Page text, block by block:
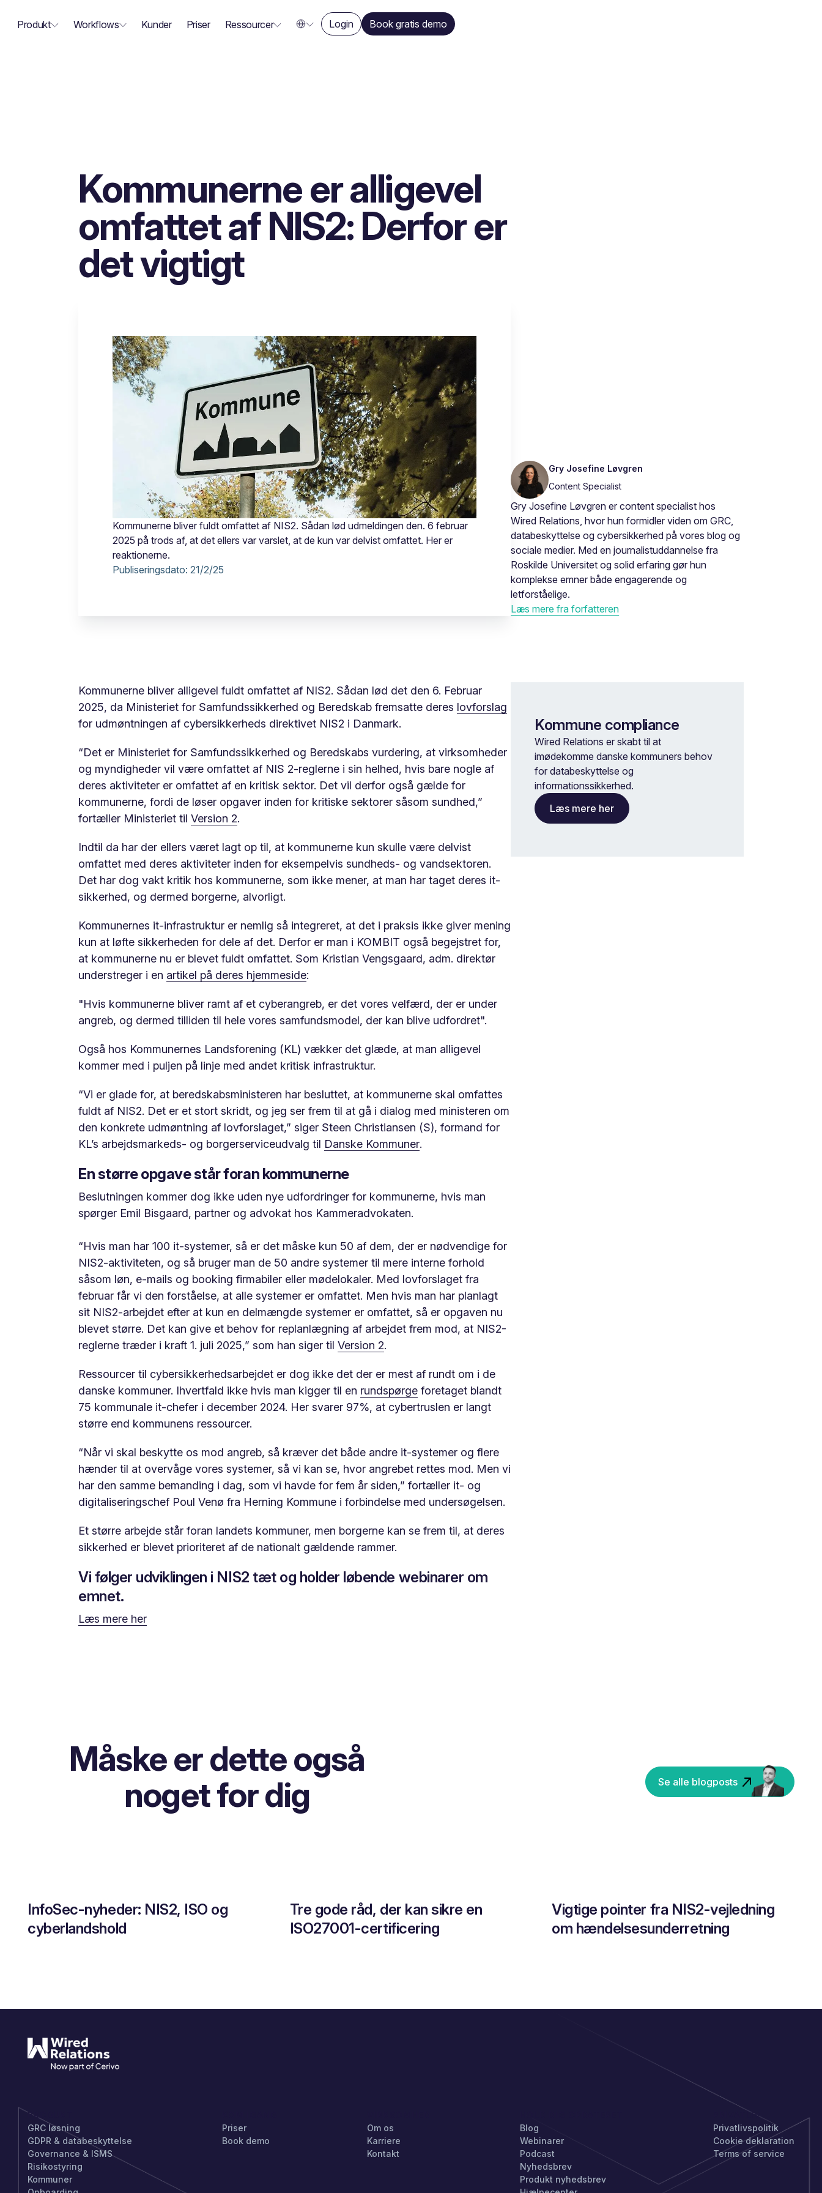
Produkt Workflows Kunder Priser Ressourcer Login Book gratis demo
Kommunerne er alligevel
omfattet af NIS2: Derfor er
det vigtigt
Kommunerne bliver fuldt omfattet af NIS2. Sådan lød udmeldingen den. 6 februar
2025 på trods af, at det ellers var varslet, at de kun var delvist omfattet. Her er
reaktionerne.
Publiseringsdato: 21/2/25
Gry Josefine Løvgren
Content Specialist
Gry Josefine Løvgren er content specialist hos
Wired Relations, hvor hun formidler viden om GRC,
databeskyttelse og cybersikkerhed på vores blog og
sociale medier. Med en journalistuddannelse fra
Roskilde Universitet og solid erfaring gør hun
komplekse emner både engagerende og
letforståelige.
Læs mere fra forfatteren
Kommunerne bliver alligevel fuldt omfattet af NIS2. Sådan lød det den 6. Februar
2025, da Ministeriet for Samfundssikkerhed og Beredskab fremsatte deres lovforslag
for udmøntningen af cybersikkerheds direktivet NIS2 i Danmark.
“Det er Ministeriet for Samfundssikkerhed og Beredskabs vurdering, at virksomheder
og myndigheder vil være omfattet af NIS 2-reglerne i sin helhed, hvis bare nogle af
deres aktiviteter er omfattet af en kritisk sektor. Det vil derfor også gælde for
kommunerne, fordi de løser opgaver inden for kritiske sektorer såsom sundhed,”
fortæller Ministeriet til Version 2.
Indtil da har der ellers været lagt op til, at kommunerne kun skulle være delvist
omfattet med deres aktiviteter inden for eksempelvis sundheds- og vandsektoren.
Det har dog vakt kritik hos kommunerne, som ikke mener, at man har taget deres it-
sikkerhed, og dermed borgerne, alvorligt.
Kommunernes it-infrastruktur er nemlig så integreret, at det i praksis ikke giver mening
kun at løfte sikkerheden for dele af det. Derfor er man i KOMBIT også begejstret for,
at kommunerne nu er blevet fuldt omfattet. Som Kristian Vengsgaard, adm. direktør
understreger i en artikel på deres hjemmeside:
"Hvis kommunerne bliver ramt af et cyberangreb, er det vores velfærd, der er under
angreb, og dermed tilliden til hele vores samfundsmodel, der kan blive udfordret".
Også hos Kommunernes Landsforening (KL) vækker det glæde, at man alligevel
kommer med i puljen på linje med andet kritisk infrastruktur.
“Vi er glade for, at beredskabsministeren har besluttet, at kommunerne skal omfattes
fuldt af NIS2. Det er et stort skridt, og jeg ser frem til at gå i dialog med ministeren om
den konkrete udmøntning af lovforslaget,” siger Steen Christiansen (S), formand for
KL’s arbejdsmarkeds- og borgerserviceudvalg til Danske Kommuner.
En større opgave står foran kommunerne
Beslutningen kommer dog ikke uden nye udfordringer for kommunerne, hvis man
spørger Emil Bisgaard, partner og advokat hos Kammeradvokaten.
“Hvis man har 100 it-systemer, så er det måske kun 50 af dem, der er nødvendige for
NIS2-aktiviteten, og så bruger man de 50 andre systemer til mere interne forhold
såsom løn, e-mails og booking firmabiler eller mødelokaler. Med lovforslaget fra
februar får vi den forståelse, at alle systemer er omfattet. Men hvis man har planlagt
sit NIS2-arbejdet efter at kun en delmængde systemer er omfattet, så er opgaven nu
blevet større. Det kan give et behov for replanlægning af arbejdet frem mod, at NIS2-
reglerne træder i kraft 1. juli 2025,” som han siger til Version 2.
Ressourcer til cybersikkerhedsarbejdet er dog ikke det der er mest af rundt om i de
danske kommuner. Ihvertfald ikke hvis man kigger til en rundspørge foretaget blandt
75 kommunale it-chefer i december 2024. Her svarer 97%, at cybertruslen er langt
større end kommunens ressourcer.
“Når vi skal beskytte os mod angreb, så kræver det både andre it-systemer og flere
hænder til at overvåge vores systemer, så vi kan se, hvor angrebet rettes mod. Men vi
har den samme bemanding i dag, som vi havde for fem år siden,” fortæller it- og
digitaliseringschef Poul Venø fra Herning Kommune i forbindelse med undersøgelsen.
Et større arbejde står foran landets kommuner, men borgerne kan se frem til, at deres
sikkerhed er blevet prioriteret af de nationalt gældende rammer.
Vi følger udviklingen i NIS2 tæt og holder løbende webinarer om
emnet.
Læs mere her
Kommune compliance
Wired Relations er skabt til at
imødekomme danske kommuners behov
for databeskyttelse og
informationssikkerhed.
Læs mere her
Måske er dette også
noget for dig
Se alle blogposts
InfoSec-nyheder: NIS2, ISO og
cyberlandshold
Tre gode råd, der kan sikre en
ISO27001-certificering
Vigtige pointer fra NIS2-vejledning
om hændelsesunderretning
PRODUKT
GRC løsning
GDPR & databeskyttelse
Governance & ISMS
Risikostyring
Kommuner
Priser
Book demo
Om os
Karriere
Kontakt
Blog
Webinarer
Podcast
Nyhedsbrev
Produkt nyhedsbrev
PRIVATLIV
Privatlivspolitik
Cookie deklaration
Terms of service